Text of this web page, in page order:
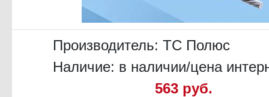
Производитель: ТС Полюс
Наличие: в наличии/цена
563 руб.